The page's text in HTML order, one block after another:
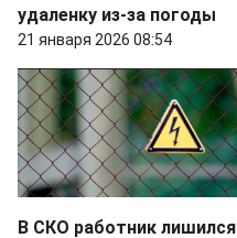
удаленку из-за погоды
21 января 2026 08:54
В СКО работник лишился